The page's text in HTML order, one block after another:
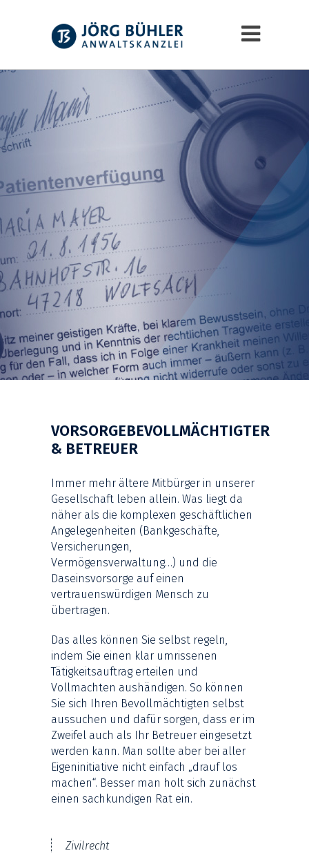
VORSORGEBEVOLLMÄCHTIGTER
& BETREUER
Immer mehr ältere Mitbürger in unserer
Gesellschaft leben allein. Was liegt da
näher als die komplexen geschäftlichen
Angelegenheiten (Bankgeschäfte,
Versicherungen,
Vermögensverwaltung…) und die
Daseinsvorsorge auf einen
vertrauenswürdigen Mensch zu
übertragen.
Das alles können Sie selbst regeln,
indem Sie einen klar umrissenen
Tätigkeitsauftrag erteilen und
Vollmachten aushändigen. So können
Sie sich Ihren Bevollmächtigten selbst
aussuchen und dafür sorgen, dass er im
Zweifel auch als Ihr Betreuer eingesetzt
werden kann. Man sollte aber bei aller
Eigeninitiative nicht einfach „drauf los
machen“. Besser man holt sich zunächst
einen sachkundigen Rat ein.
Zivilrecht